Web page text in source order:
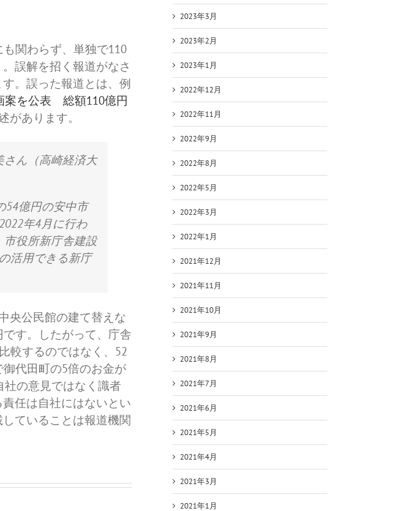
関わらず、単独で110
誤解を招く報道がなさ
。誤った報道とは、例
案を公表 総額110億円
があります。
さん（高崎経済大
54億円の安中市
年4月に行わ
役所新庁舎建設
活用できる新庁
央公民館の建て替えな
す。したがって、庁舎
較するのではなく、52
代田町の5倍のお金が
社の意見ではなく識者
任は自社にはないとい
ていることは報道機関
2023年3月
2023年2月
2023年1月
2022年12月
2022年11月
2022年9月
2022年8月
2022年5月
2022年3月
2022年1月
2021年12月
2021年11月
2021年10月
2021年9月
2021年8月
2021年7月
2021年6月
2021年5月
2021年4月
2021年3月
2021年1月